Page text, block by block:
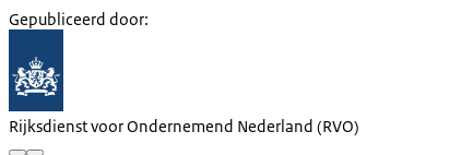
Gepubliceerd door:
Rijksdienst voor Ondernemend Nederland (RVO)